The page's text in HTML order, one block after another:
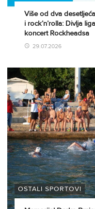
Više od dva
i rock’n’rolla: Divlja
koncert Rockheadsa
29.07.2026
OSTALI SPORTOVI